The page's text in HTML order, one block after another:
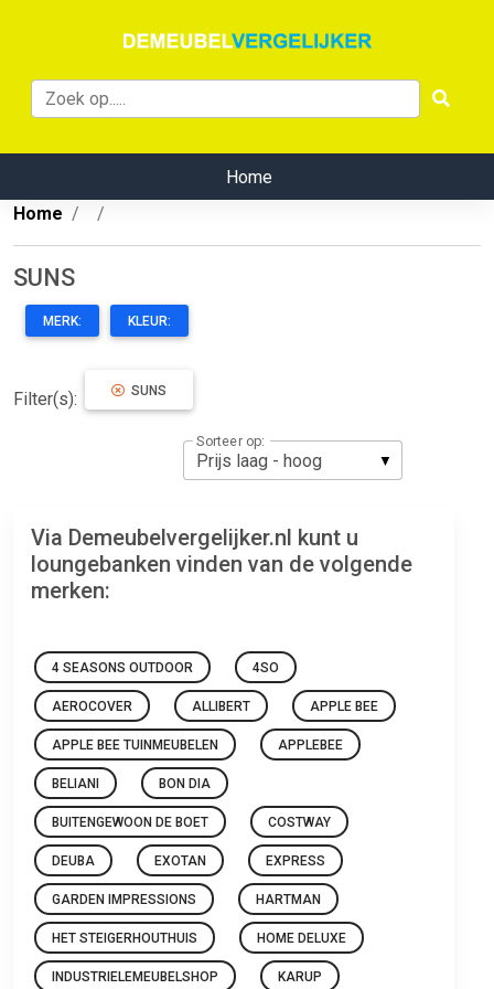
Home
Home
SUNS
MERK: KLEUR:
Filter(s): SUNS
Sorteer op:
Via Demeubelvergelijker.nl kunt u
loungebanken vinden van de volgende
merken:
4 SEASONS OUTDOOR 4SO
AEROCOVER ALLIBERT APPLE BEE
APPLE BEE TUINMEUBELEN APPLEBEE
BELIANI BON DIA
BUITENGEWOON DE BOET COSTWAY
DEUBA EXOTAN EXPRESS
GARDEN IMPRESSIONS HARTMAN
HET STEIGERHOUTHUIS HOME DELUXE
INDUSTRIELEMEUBELSHOP KARUP